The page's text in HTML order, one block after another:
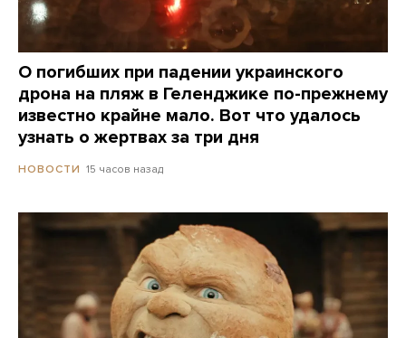
О погибших при падении украинского
дрона на пляж в Геленджике по-прежнему
известно крайне мало. Вот что удалось
узнать о жертвах за три дня
НОВОСТИ 15 часов назад